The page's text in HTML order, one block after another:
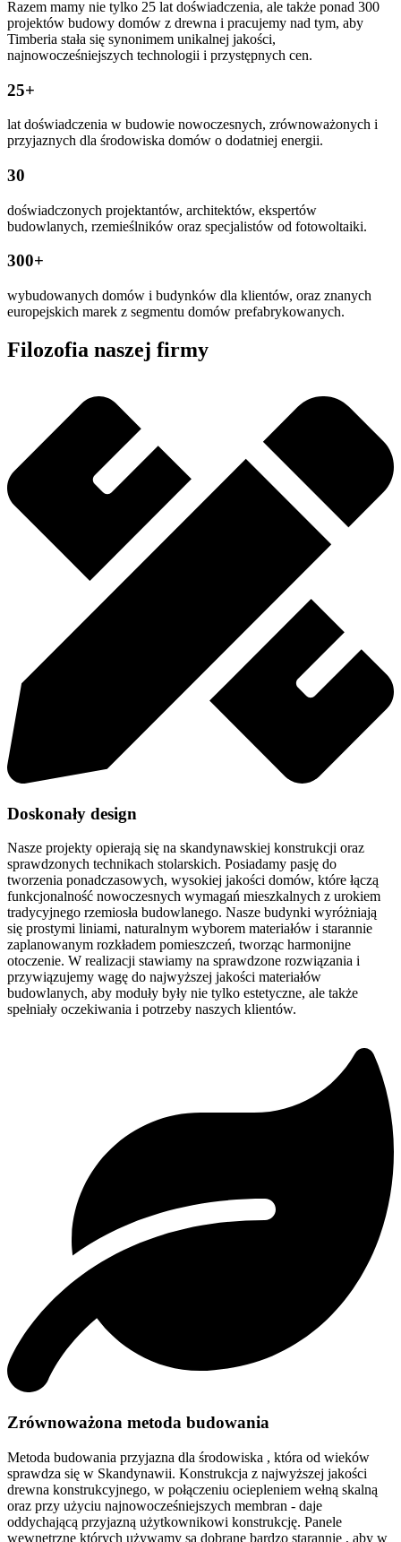
Razem mamy nie tylko 25 lat doświadczenia, ale także ponad 300
projektów budowy domów z drewna i pracujemy nad tym, aby
Timberia stała się synonimem unikalnej jakości,
najnowocześniejszych technologii i przystępnych cen.
25+
lat doświadczenia w budowie nowoczesnych, zrównoważonych i
przyjaznych dla środowiska domów o dodatniej energii.
30
doświadczonych projektantów, architektów, ekspertów
budowlanych, rzemieślników oraz specjalistów od fotowoltaiki.
300+
wybudowanych domów i budynków dla klientów, oraz znanych
europejskich marek z segmentu domów prefabrykowanych.
Filozofia naszej firmy
Doskonały design
Nasze projekty opierają się na skandynawskiej konstrukcji oraz
sprawdzonych technikach stolarskich. Posiadamy pasję do
tworzenia ponadczasowych, wysokiej jakości domów, które łączą
funkcjonalność nowoczesnych wymagań mieszkalnych z urokiem
tradycyjnego rzemiosła budowlanego. Nasze budynki wyróżniają
się prostymi liniami, naturalnym wyborem materiałów i starannie
zaplanowanym rozkładem pomieszczeń, tworząc harmonijne
otoczenie. W realizacji stawiamy na sprawdzone rozwiązania i
przywiązujemy wagę do najwyższej jakości materiałów
budowlanych, aby moduły były nie tylko estetyczne, ale także
spełniały oczekiwania i potrzeby naszych klientów.
Zrównoważona metoda budowania
Metoda budowania przyjazna dla środowiska , która od wieków
sprawdza się w Skandynawii. Konstrukcja z najwyższej jakości
drewna konstrukcyjnego, w połączeniu ociepleniem wełną skalną
oraz przy użyciu najnowocześniejszych membran - daje
oddychającą przyjazną użytkownikowi konstrukcję. Panele
wewnętrzne których używamy są dobrane bardzo starannie , aby w